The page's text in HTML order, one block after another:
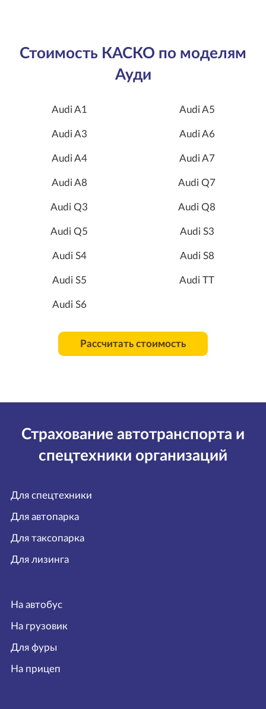
Стоимость КАСКО по моделям
Ауди
Audi A1
Audi A3
Audi A4
Audi A5
Audi A6
Audi A7
Audi A8
Audi Q3
Audi Q5
Audi Q7
Audi Q8
Audi S3
Audi S4
Audi S5
Audi S6
Audi S8
Audi TT
Рассчитать стоимость
Страхование автотранспорта и
спецтехники организаций
Для спецтехники
Для автопарка
Для таксопарка
Для лизинга
На автобус
На грузовик
Для фуры
На прицеп